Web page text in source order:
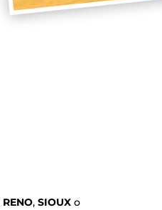
RENO, SIOUXo